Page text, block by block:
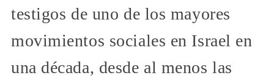
testigos de uno de los mayores
movimientos sociales en Israel en
una década, desde al menos las